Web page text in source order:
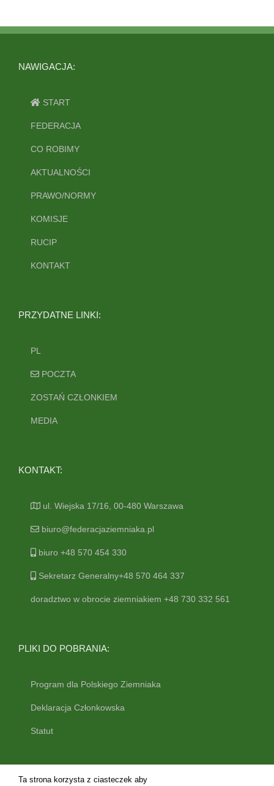
NAWIGACJA:
START
FEDERACJA
CO ROBIMY
AKTUALNOŚCI
PRAWO/NORMY
KOMISJE
RUCIP
KONTAKT
PRZYDATNE LINKI:
PL
POCZTA
ZOSTAŃ CZŁONKIEM
MEDIA
KONTAKT:
ul. Wiejska 17/16, 00-480 Warszawa
biuro@federacjaziemniaka.pl
biuro +48 570 454 330
Sekretarz Generalny+48 570 464 337
doradztwo w obrocie ziemniakiem +48 730 332 561
PLIKI DO POBRANIA:
Program dla Polskiego Ziemniaka
Deklaracja Członkowska
Statut
Ta strona korzysta z ciasteczek aby